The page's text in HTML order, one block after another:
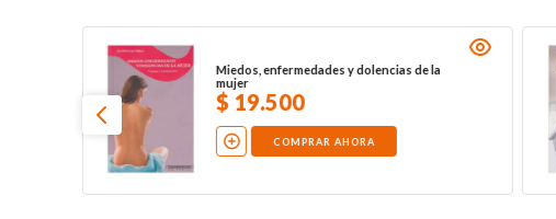
Miedos, enfermedades y dolencias de la
mujer
$ 19.500
COMPRAR AHORA